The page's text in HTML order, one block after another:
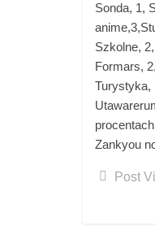
Sonda, 1,
Szkolne,
Formars,
Turystyka,
Zankyou
Post